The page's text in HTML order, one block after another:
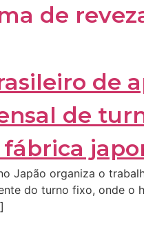
de
Japão organiza o
do turno fixo, onde